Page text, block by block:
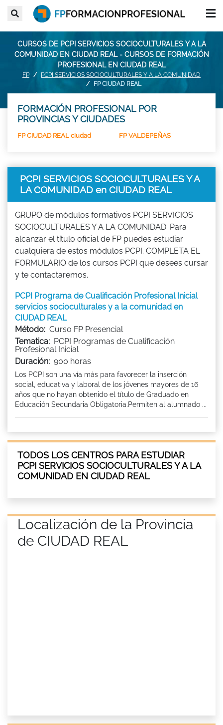
CURSOS DE PCPI SERVICIOS SOCIOCULTURALES Y A LA
COMUNIDAD EN CIUDAD REAL - CURSOS DE FORMACIÓN
PROFESIONAL EN CIUDAD REAL
FP
PCPI SERVICIOS SOCIOCULTURALES Y A LA COMUNIDAD
FP CIUDAD REAL
FORMACIÓN PROFESIONAL POR
PROVINCIAS Y CIUDADES
FP CIUDAD REAL ciudad FP VALDEPEÑAS
PCPI SERVICIOS SOCIOCULTURALES Y A
LA COMUNIDAD en CIUDAD REAL
GRUPO de módulos formativos PCPI SERVICIOS
SOCIOCULTURALES Y A LA COMUNIDAD. Para
alcanzar el título oficial de FP puedes estudiar
cualquiera de estos módulos PCPI. COMPLETA EL
FORMULARIO de los cursos PCPI que desees cursar
y te contactaremos.
PCPI Programa de Cualificación Profesional Inicial
servicios socioculturales y a la comunidad en
CIUDAD REAL
Método: Curso FP Presencial
Tematica: PCPI Programas de Cualificación
Profesional Inicial
Duración: 900 horas
Los PCPI son una vía más para favorecer la inserción
social, educativa y laboral de los jóvenes mayores de 16
años que no hayan obtenido el título de Graduado en
Educación Secundaria Obligatoria.Permiten al alumnado ...
TODOS LOS CENTROS PARA ESTUDIAR
PCPI SERVICIOS SOCIOCULTURALES Y A LA
COMUNIDAD EN CIUDAD REAL
Localización de la Provincia
de CIUDAD REAL